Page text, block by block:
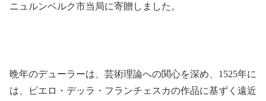
ニュルンベルク市当局に寄贈しました。
晩年のデューラーは、芸術理論への関心を深め、1525年に
は、ピエロ・デッラ・フランチェスカの作品に基ずく遠近